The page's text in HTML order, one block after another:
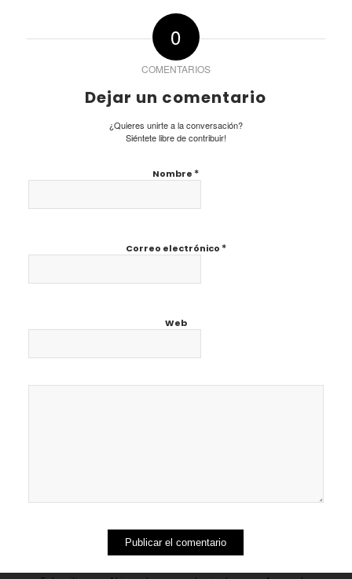
0
COMENTARIOS
Dejar un comentario
¿Quieres unirte a la conversación?
Siéntete libre de contribuir!
Nombre *
Correo electrónico *
Web